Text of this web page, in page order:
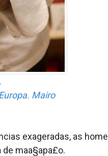
Mairo
exageradas, as
maa§apa£o.